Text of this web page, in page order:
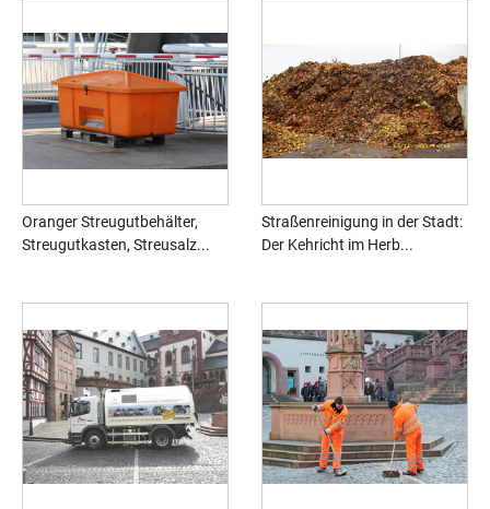
Oranger Streugutbehälter,
Streugutkasten, Streusalz...
Straßenreinigung in der Stadt:
Der Kehricht im Herb...